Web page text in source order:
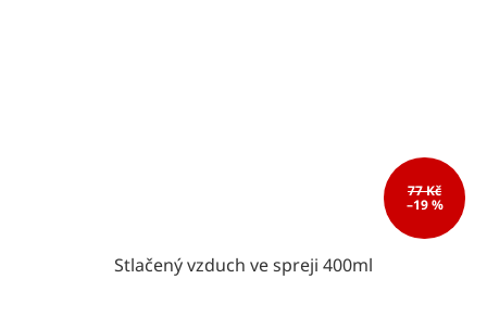
77 Kč
–19 %
Stlačený vzduch ve spreji 400ml